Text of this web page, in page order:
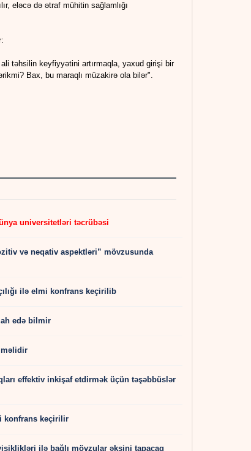
eləcə də ətraf mühitin sağlamlığı
təhsilin keyfiyyətini artırmaqla, yaxud girişi bir
Bax, bu maraqlı müzakirə ola bilər".
universitetləri təcrübəsi
və neqativ aspektləri” mövzusunda
ilə elmi konfrans keçirilib
edə bilmir
effektiv inkişaf etdirmək üçün təşəbbüslər
konfrans keçirilir
ilə bağlı mövzular əksini tapacaq